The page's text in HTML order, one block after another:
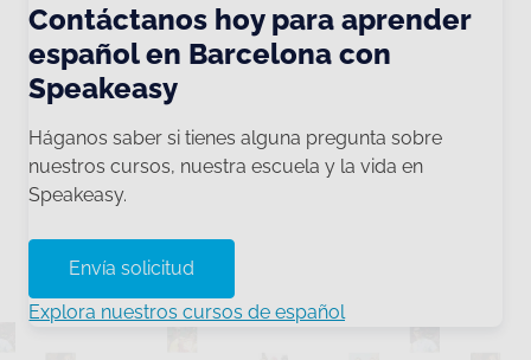
Contáctanos hoy para aprender
español en Barcelona con
Speakeasy
Háganos saber si tienes alguna pregunta sobre
nuestros cursos, nuestra escuela y la vida en
Speakeasy.
Envía solicitud
Explora nuestros cursos de español